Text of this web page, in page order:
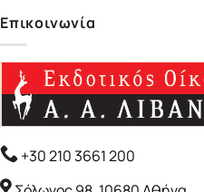
Επικοινωνία
+30 210 3661 200